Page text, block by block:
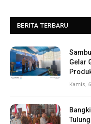
BERITA TERBARU
Gelar
Kamis,